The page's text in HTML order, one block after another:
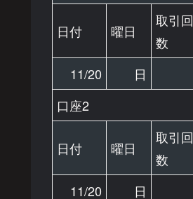
日付 曜日
取引回
数
11/20 日
口座2
日付 曜日
取引回
数
11/20 日